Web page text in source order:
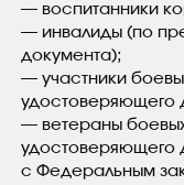
— воспитанники
— инвалиды (по
документа);
— участники
удостоверяющего
— ветераны
удостоверяющего
с Федеральным